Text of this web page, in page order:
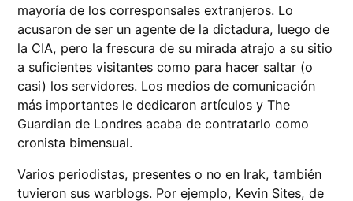
mayoría de los corresponsales extranjeros. Lo
acusaron de ser un agente de la dictadura, luego de
la CIA, pero la frescura de su mirada atrajo a su sitio
a suficientes visitantes como para hacer saltar (o
casi) los servidores. Los medios de comunicación
más importantes le dedicaron artículos y The
Guardian de Londres acaba de contratarlo como
cronista bimensual.
Varios periodistas, presentes o no en Irak, también
tuvieron sus warblogs. Por ejemplo, Kevin Sites, de